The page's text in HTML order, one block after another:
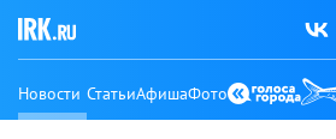
Новости СтатьиАфишаФото